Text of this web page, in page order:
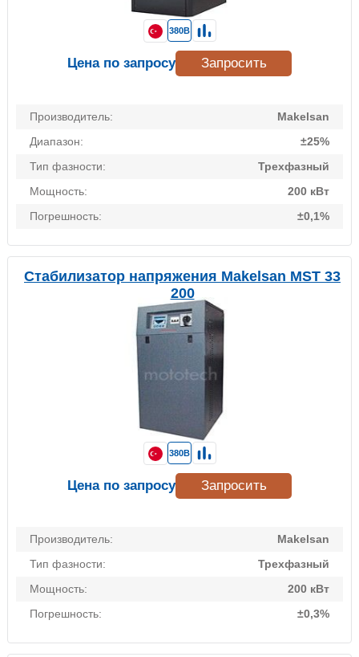
Производитель:
Makelsan
Диапазон:
±25%
Тип фазности:
Трехфазный
Мощность:
200 кВт
Погрешность:
±0,1%
380В
Цена по запросу Запросить
Стабилизатор напряжения Makelsan MST 33
200
Производитель:
Makelsan
Тип фазности:
Трехфазный
Мощность:
200 кВт
Погрешность:
±0,3%
380В
Цена по запросу Запросить